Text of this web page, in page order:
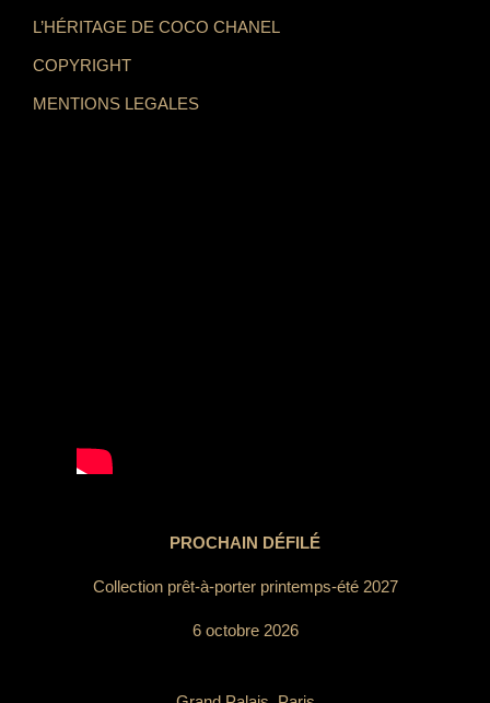
L’HÉRITAGE DE COCO CHANEL
COPYRIGHT
MENTIONS LEGALES
PROCHAIN DÉFILÉ
Collection prêt-à-porter printemps-été 2027
6 octobre 2026